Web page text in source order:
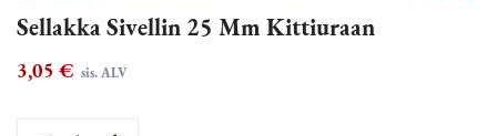
Sellakka Sivellin 25 Mm Kittiuraan
3,05 € sis. ALV